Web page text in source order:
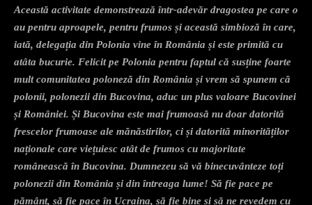
Această activitate demonstrează într-adevăr dragostea pe care o
au pentru aproapele, pentru frumos și această simbioză în care,
iată, delegația din Polonia vine în România și este primită cu
atâta bucurie. Felicit pe Polonia pentru faptul că susține foarte
mult comunitatea poloneză din România și vrem să spunem că
polonii, polonezii din Bucovina, aduc un plus valoare Bucovinei
și României. Și Bucovina este mai frumoasă nu doar datorită
frescelor frumoase ale mănăstirilor, ci și datorită minorităților
naționale care viețuiesc atât de frumos cu majoritate
românească în Bucovina. Dumnezeu să vă binecuvânteze toți
polonezii din România și din întreaga lume! Să fie pace pe
pământ, să fie pace în Ucraina, să fie bine și să ne revedem cu